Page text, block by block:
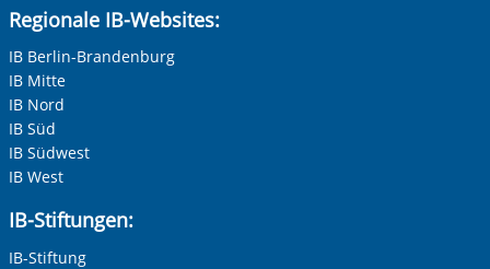
Regionale IB-Websites:
IB Berlin-Brandenburg
IB Mitte
IB Nord
IB Süd
IB Südwest
IB West
IB-Stiftungen:
IB-Stiftung